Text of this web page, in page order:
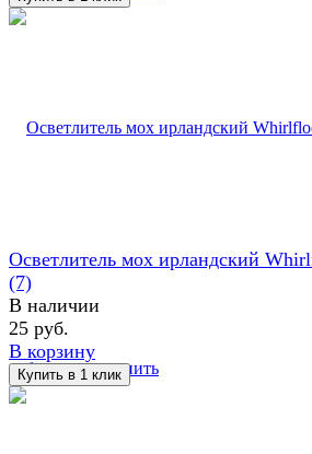
избранное сравнить
Осветлитель мох ирландский
(7)
В наличии
25 руб.
В корзину